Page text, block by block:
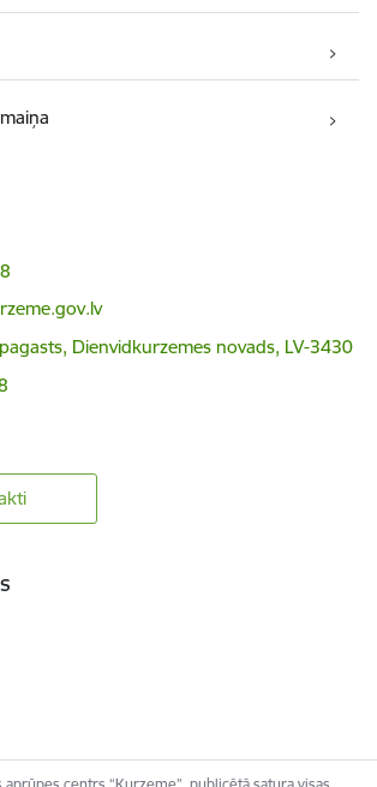
Dienvidkurzemes novads, LV-3430